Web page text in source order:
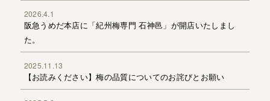
2026.4.1
阪急うめだ本店に「紀州梅専門 石神邑」が開店いたしまし
た。
2025.11.13
【お読みください】梅の品質についてのお詫びとお願い